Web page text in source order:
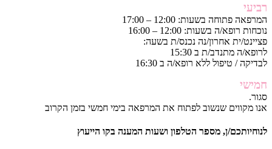
רביעי
המרפאה פתוחה בשעות: 12:00 – 17:00
נוכחות רופא/ה בשעות: 12:00 – 16:00
פציינט/ית אחרון/נה נכנס/ת בשעה:
לרופא/ה מתנדב/ת ב 15:30
לבדיקה / טיפול ללא רופא/ה ב 16:30
חמישי
סגור.
אנו מקווים שנשוב לפתוח את המרפאה בימי חמשי בזמן הקרוב
לנוחיותכם/ן, מספר הטלפון ושעות המענה בקו הייעוץ